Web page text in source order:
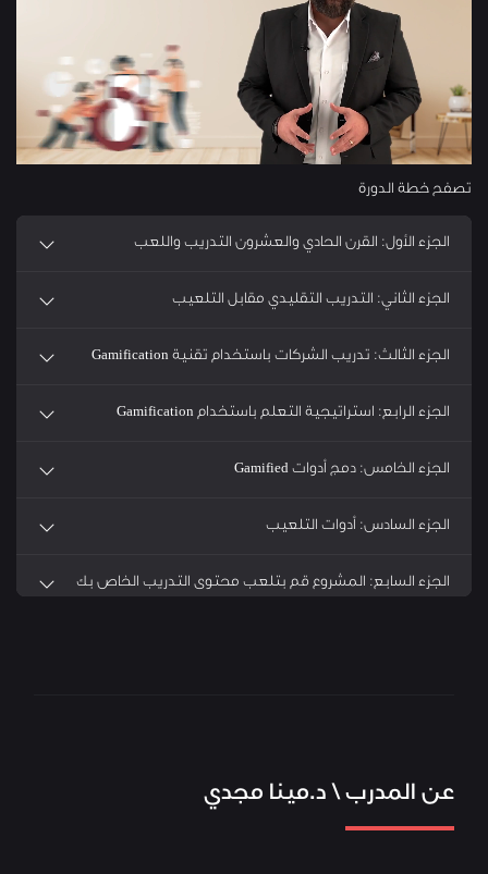
تصفح خطة الدورة
الجزء الأول: القرن الحادي والعشرون التدريب واللعب
الجزء الثاني: التدريب التقليدي مقابل التلعيب
الجزء الثالث: تدريب الشركات باستخدام تقنية Gamification
الجزء الرابع: استراتيجية التعلم باستخدام Gamification
الجزء الخامس: دمج أدوات Gamified
الجزء السادس: أدوات التلعيب
الجزء السابع: المشروع قم بتلعب محتوى التدريب الخاص بك
عن المدرب \ د.مينا مجدي